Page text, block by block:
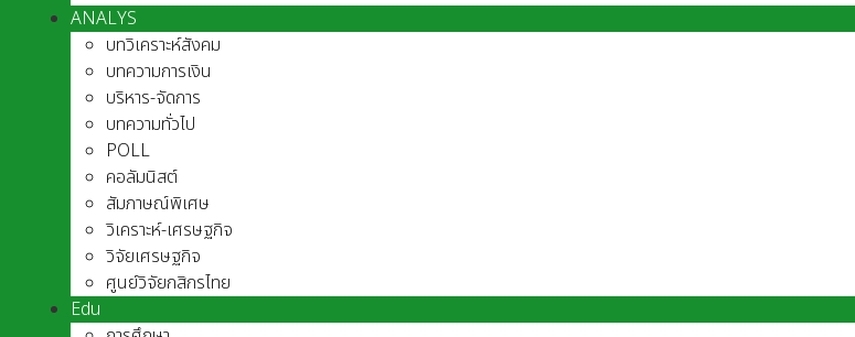
ANALYS
บทวิเคราะห์สังคม
บทความการเงิน
บริหาร-จัดการ
บทความทั่วไป
POLL
คอลัมนิสต์
สัมภาษณ์พิเศษ
วิเคราะห์-เศรษฐกิจ
วิจัยเศรษฐกิจ
ศูนย์วิจัยกสิกรไทย
Edu